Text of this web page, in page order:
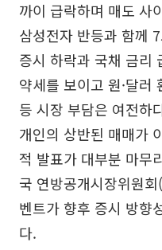
까이 급락하며 매도 사
삼성전자 반등과 함께
증시 하락과 국채 금리
약세를 보이고 원·달
등 시장 부담은 여전하
개인의 상반된 매매가
적 발표가 대부분 마무
국 연방공개시장위원
벤트가 향후 증시 방향
다.